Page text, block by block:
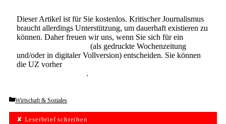
Dieser Artikel ist für Sie kostenlos. Kritischer Journalismus
braucht allerdings Unterstützung, um dauerhaft existieren zu
können. Daher freuen wir uns, wenn Sie sich für ein
(als gedruckte Wochenzeitung
und/oder in digitaler Vollversion) entscheiden. Sie können
die UZ vorher
.
Categories
Wirtschaft & Soziales
✘ Leserbrief schreiben